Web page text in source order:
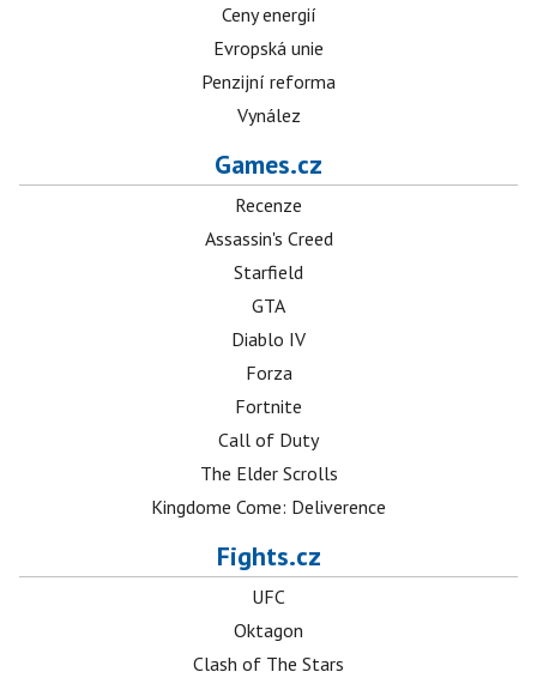
Ceny energií
Evropská unie
Penzijní reforma
Vynález
Games.cz
Recenze
Assassin's Creed
Starfield
GTA
Diablo IV
Forza
Fortnite
Call of Duty
The Elder Scrolls
Kingdome Come: Deliverence
Fights.cz
UFC
Oktagon
Clash of The Stars